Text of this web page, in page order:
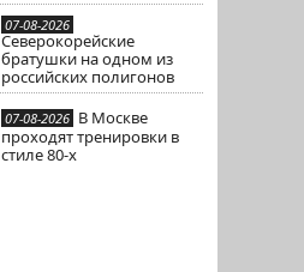
07-08-2026
Северокорейские
братушки на одном из
российских полигонов
07-08-2026 В Москве
проходят тренировки в
стиле 80-х